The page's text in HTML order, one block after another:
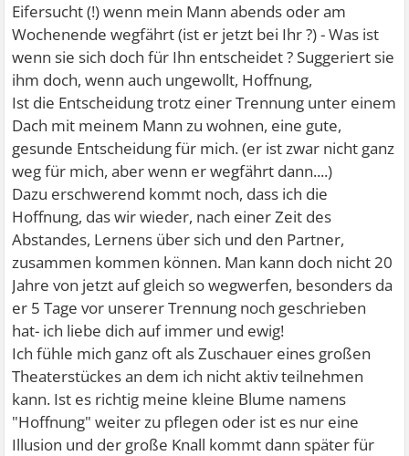
Eifersucht (!) wenn mein Mann abends oder am
Wochenende wegfährt (ist er jetzt bei Ihr ?) - Was ist
wenn sie sich doch für Ihn entscheidet ? Suggeriert sie
ihm doch, wenn auch ungewollt, Hoffnung,
Ist die Entscheidung trotz einer Trennung unter einem
Dach mit meinem Mann zu wohnen, eine gute,
gesunde Entscheidung für mich. (er ist zwar nicht ganz
weg für mich, aber wenn er wegfährt dann....)
Dazu erschwerend kommt noch, dass ich die
Hoffnung, das wir wieder, nach einer Zeit des
Abstandes, Lernens über sich und den Partner,
zusammen kommen können. Man kann doch nicht 20
Jahre von jetzt auf gleich so wegwerfen, besonders da
er 5 Tage vor unserer Trennung noch geschrieben
hat- ich liebe dich auf immer und ewig!
Ich fühle mich ganz oft als Zuschauer eines großen
Theaterstückes an dem ich nicht aktiv teilnehmen
kann. Ist es richtig meine kleine Blume namens
"Hoffnung" weiter zu pflegen oder ist es nur eine
Illusion und der große Knall kommt dann später für